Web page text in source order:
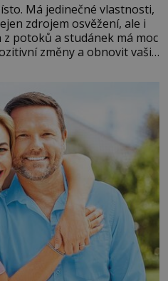
Má jedinečné vlastnosti,
zdrojem osvěžení, ale i
z potoků a studánek má moc
změny a obnovit vaši
přinést do svého života